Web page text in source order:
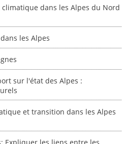
dans les Alpes du Nord
les Alpes
sur l'état des Alpes :
et transition dans les Alpes